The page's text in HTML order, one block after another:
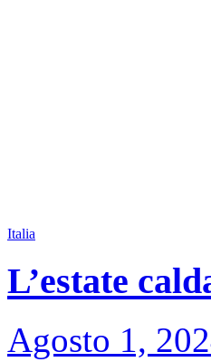
Italia
L’estate
Agosto 1,